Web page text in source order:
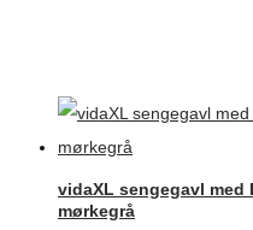
vidaXL sengegavl med
mørkegrå